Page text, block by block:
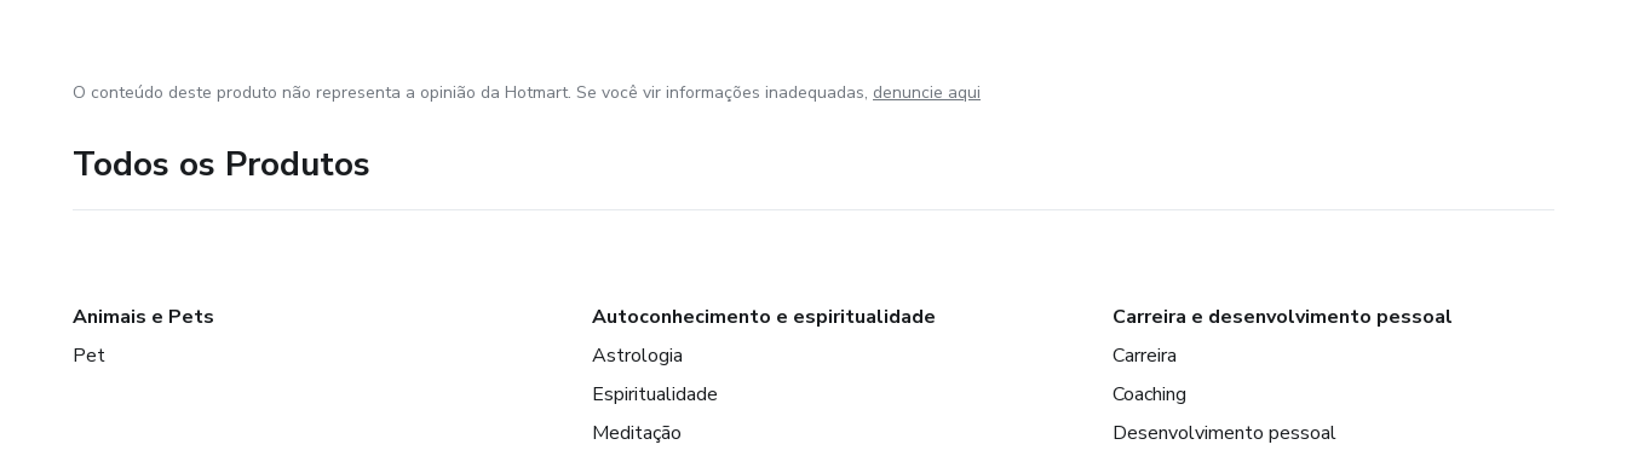
O conteúdo deste produto não representa a opinião da Hotmart. Se você vir informações inadequadas, denuncie aqui
Todos os Produtos
Animais e Pets
Pet
Autoconhecimento e espiritualidade
Astrologia
Espiritualidade
Meditação
Carreira e desenvolvimento pessoal
Carreira
Coaching
Desenvolvimento pessoal